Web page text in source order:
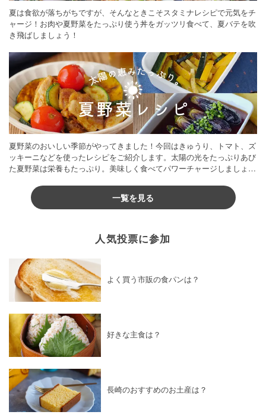
夏は食欲が落ちがちですが、そんなときこそスタミナレシピで元気をチ
ャージ！お肉や夏野菜をたっぷり使う丼をガッツリ食べて、夏バテを吹
き飛ばしましょう！
夏野菜のおいしい季節がやってきました！今回はきゅうり、トマト、ズ
ッキーニなどを使ったレシピをご紹介します。太陽の光をたっぷりあび
た夏野菜は栄養もたっぷり。美味しく食べてパワーチャージしましょう
一覧を見る
人気投票に参加
よく買う市販の食パンは？
好きな主食は？
長崎のおすすめのお土産は？